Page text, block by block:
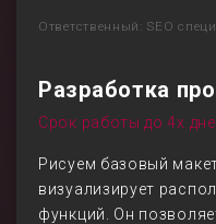
Ответственный: SEO
Разработка
Срок работы до 4х
Рисуем базовый
визуализирует
функций. Он